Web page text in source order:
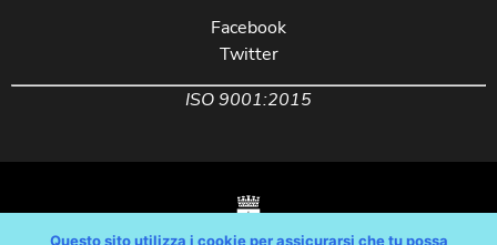
Facebook
Twitter
ISO 9001:2015
Questo sito utilizza i cookie per assicurarsi che tu possa